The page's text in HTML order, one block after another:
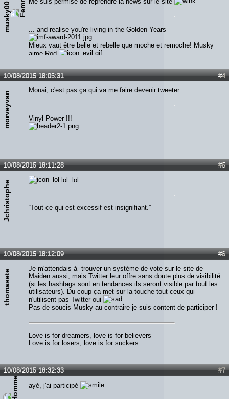
musky00 ... and realise you're living in the Golden Years
Mieux vaut être belle et rebelle que moche et remoche! Musky
aime Rod
#4
10/08/2015 18:05:31
morveyvan
Mouai, c'est pas ça qui va me faire devenir tweeter...
Vinyl Power !!!
#5
10/08/2015 18:11:28
Jchristophe :lol::lol:
“Tout ce qui est excessif est insignifiant.”
#6
10/08/2015 18:12:09
thomasete
Je m'attendais à trouver un système de vote sur le site de
Maiden aussi, mais Twitter leur offre sans doute plus de visibilité
(si les hashtags sont en tendances ils seront visible par tout les
utilisateurs). Du coup ça met sur la touche tout ceux qui
n'utilisent pas Twitter oui
Pas de soucis Musky au contraire je suis content de participer !
Love is for dreamers, love is for believers
Love is for losers, love is for suckers
#7
10/08/2015 18:32:33
ayé, j'ai participé